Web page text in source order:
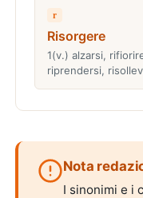
r
Risorgere
1(v.) alzarsi,
riprendersi,
Nota
I sinonimi e i